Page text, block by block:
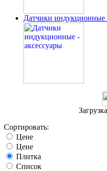
Датчики индукционные
Сортировать:
Цене
Цене
Плитка
Список